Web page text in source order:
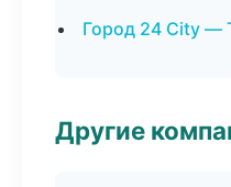
Город 24 City —
Другие